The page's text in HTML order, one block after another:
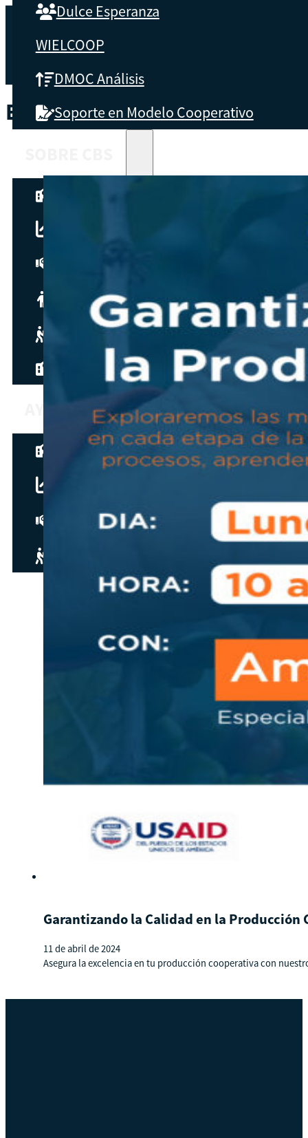
Dulce Esperanza
WIELCOOP
DMOC Análisis
Soporte en Modelo Cooperativo
Testimonios
Instructores
pronto
Hazte aliado
AYUDA
Tour guiado
Guía del instructor
ETIQUETA:PROCESOS
Garantizando la Calidad en la Producción
11 de abril de 2024
Asegura la excelencia en tu producción cooperativa con